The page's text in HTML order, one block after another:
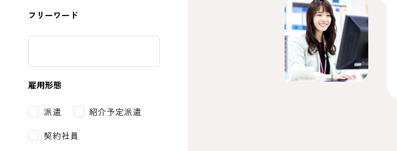
フリーワード
雇用形態
派遣 紹介予定派遣
契約社員